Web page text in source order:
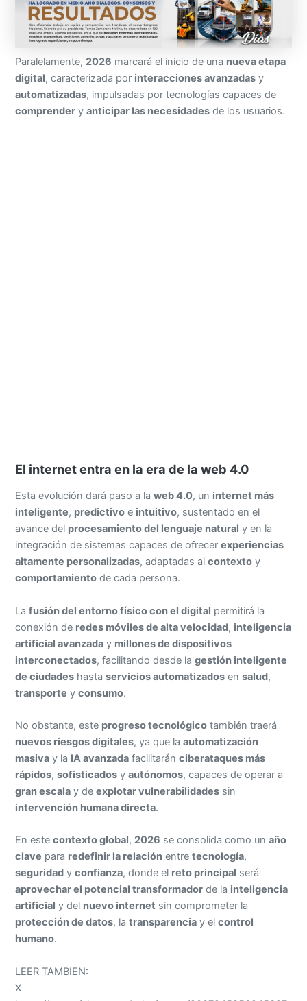
Paralelamente, 2026 marcará el inicio de una nueva etapa
digital, caracterizada por interacciones avanzadas y
automatizadas, impulsadas por tecnologías capaces de
comprender yanticipar las necesidades de los usuarios.
El internet entra en la era de la web 4.0
Esta evolución dará paso a laweb 4.0, un internet más
inteligente, predictivo e intuitivo, sustentado en el
avance del procesamiento del lenguaje natural y en la
integración de sistemas capaces de ofrecerexperiencias
altamente personalizadas, adaptadas alcontexto y
comportamiento de cada persona.
Lafusión del entorno físico con el digital permitirá la
conexión de redes móviles de alta velocidad, inteligencia
artificial avanzada y millones de dispositivos
interconectados, facilitando desde lagestión inteligente
de ciudades hastaservicios automatizados ensalud,
transporte yconsumo.
No obstante, este progreso tecnológico también traerá
nuevos riesgos digitales, ya que laautomatización
masiva y la IA avanzada facilitaránciberataques más
rápidos,sofisticados yautónomos, capaces de operar a
gran escala y deexplotar vulnerabilidades sin
intervención humana directa.
En estecontexto global, 2026 se consolida como unaño
clave para redefinir la relación entretecnología,
seguridad yconfianza, donde el reto principal será
aprovechar el potencial transformador de la inteligencia
artificial y del nuevo internet sin comprometer la
protección de datos, latransparencia y elcontrol
humano.
LEER TAMBIEN:
X